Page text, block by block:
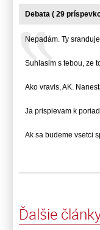
Debata ( 29
Nepadám. Ty
Suhlasim s tebou, ze
Ako vravis, AK.
Ja prispievam k
Ak sa budeme vsetci
Ďalšie